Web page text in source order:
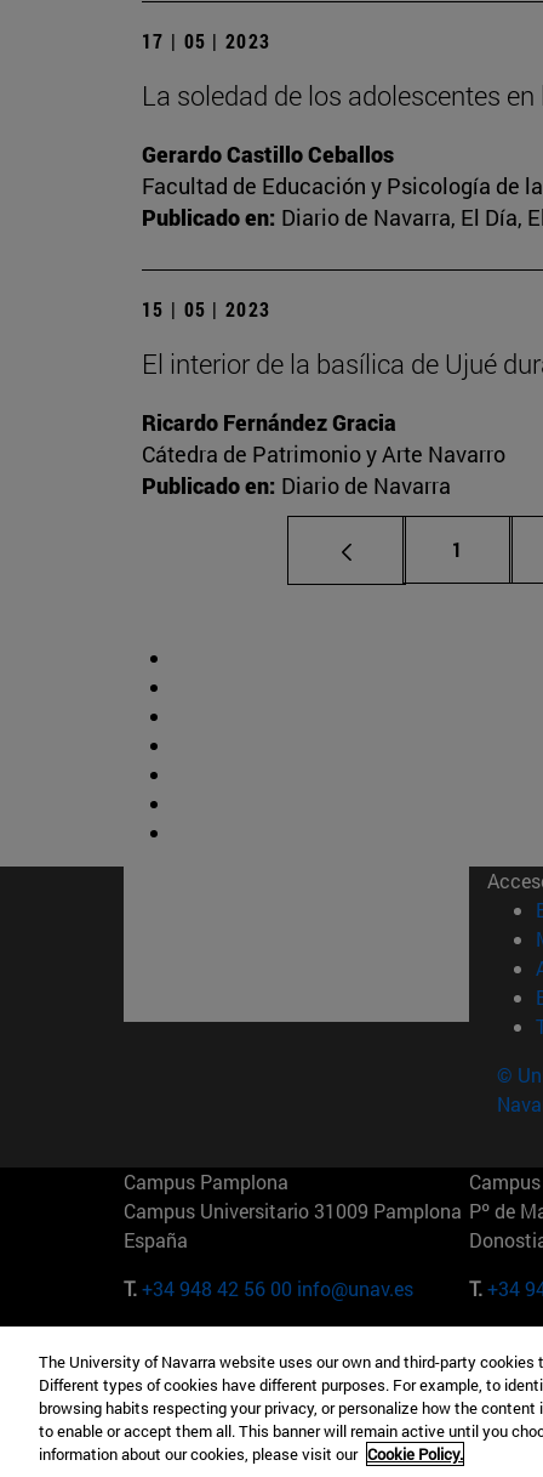
17 | 05 | 2023
La soledad de los adolescentes
Gerardo Castillo Ceballos
Facultad de Educación y Psicología de
Publicado en: Diario de Navarra, El Día,
15 | 05 | 2023
El interior de la basílica de Ujué
Ricardo Fernández Gracia
Cátedra de Patrimonio y Arte Navarro
Publicado en: Diario de Navarra
Página
1
©
Campus Pamplona
Campus Universitario 31009 Pamplona
España
T.+34 948 42 56 00 info@unav.es
Pº de
T.+34
Camino del Cerro Águila 3 28023
Madrid España
T.+34 912 11 30 00
165 W
EE.UU
T.+1
The University of Navarra website uses our own and third-party
Different types of cookies have different purposes. For example, to
browsing habits respecting your privacy, or personalize how the
to enable or accept them all. This banner will remain active until you
information about our cookies, please visit our Cookie Policy.